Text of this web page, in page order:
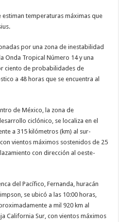
estiman temperaturas máximas que
por una zona de inestabilidad
Onda Tropical Número 14 y una
ciento de probabilidades de
a 48 horas que se encuentra al
de México, la zona de
ciclónico, se localiza en el
a 315 kilómetros (km) al sur-
vientos máximos sostenidos de 25
con dirección al oeste-
del Pacífico, Fernanda, huracán
se ubicó a las 10:00 horas,
a mil 920 km al
California Sur, con vientos máximos